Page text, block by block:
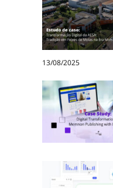
13/08/2025